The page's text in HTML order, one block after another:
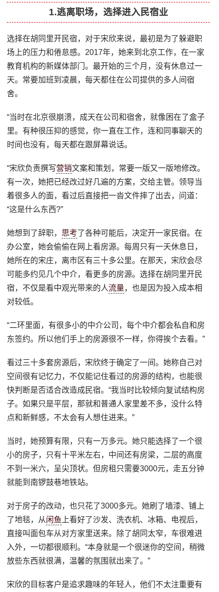
1.逃离职场，选择进入民宿业
选择在胡同里开民宿，对于宋欣来说，最初是为了躲避职
场上的压力和倦怠感。2017年，她来到北京工作，在一家
教育机构的新媒体部门。最开始的三个月，没有休息过一
天。常要加班到凌晨，每天都住在公司提供的多人间宿
舍。
“当时在北京很崩溃，成天在公司和宿舍，就像困在了盒子
里。有种很压抑的感觉，你一直在工作，连和同事聊天的
时间也没有，每天都在跟屏幕说话。
“宋欣负责撰写营销文案和策划，常要一版又一版地修改。
有一次，她把已经改过好几遍的方案，交给主管。领导当
着很多人的面，看过后直接把一沓文件摔了出去，问道：
“这是什么东西?”
她想到了辞职， 思考了各种可能后，决定开一家民宿。在
办公室，她会偷偷在网上看房源。每周只有一天休息日，
她所在的宋庄，离市区有三十多公里。在那天，宋欣会尽
可能多约见几个中介，看更多的房源。选择在胡同里开民
宿，不仅是看中观光带来的人流量，也是因为投入成本相
对较低。
“二环里面，有很多小的中介公司，每个中介都会私自和房
东签约。所以他们手上的房源很不一样，你得挨个去看。”
看过三十多套房源后，宋欣终于确定了一间。她称自己对
空间很有记忆力，不仅能记住看过的房源的结构，也能很
快判断是否适合改造成民宿。“我当时比较倾向复试结构房
子。如果只是平层，那就和普通人家里差不多，没什么特
点和新鲜感，不太会有人想住进来。”
当时，她预算有限，只有一万多元。她只能选择了一个很
小的房子，只有十平米左右，中间还有房梁，二层的高度
不到一米六，呈尖顶状。但房租只需要3000元，走五分钟
就能到南锣鼓巷地铁站。
对于房子的改动，也只花了3000多元。她刷了墙漆、铺上
了地毯，从闲鱼 上看好了沙发、洗衣机、冰箱、电视后，
直接叫面包车从对方家里送来。除了胡同太窄，车很难进
入外，一切都很顺利。“本身就是一个很迷你的空间，稍微
放些东西就很满，温馨的氛围就出来了。”
宋欣的目标客户是追求趣味的年轻人，他们不太注重要有